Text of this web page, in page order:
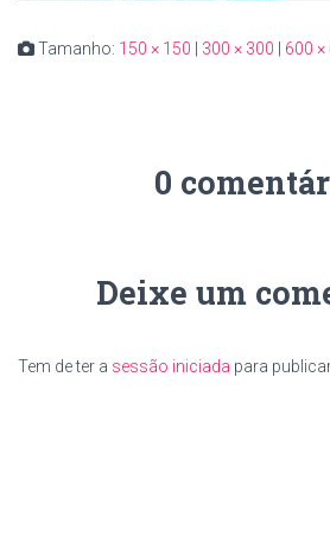
Tamanho: 150 × 150 300 × 300 600 ×
0
Deixe um
Tem de ter a sessão iniciada para